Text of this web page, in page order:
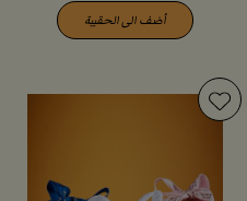
أضف الى الحقيبة